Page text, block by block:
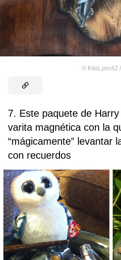
© KikiLynn42
7. Este paquete de
varita magnética con la
“mágicamente” levantar
con recuerdos